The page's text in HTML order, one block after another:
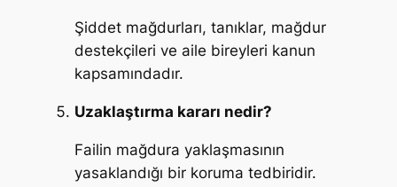
Şiddet mağdurları, tanıklar, mağdur
destekçileri ve aile bireyleri kanun
kapsamındadır.
Uzaklaştırma kararı nedir?
Failin mağdura yaklaşmasının
yasaklandığı bir koruma tedbiridir.